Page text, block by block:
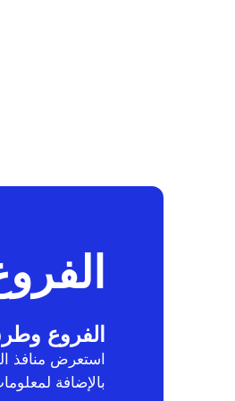
الفروع
استعرض منافذ
بالإضافة